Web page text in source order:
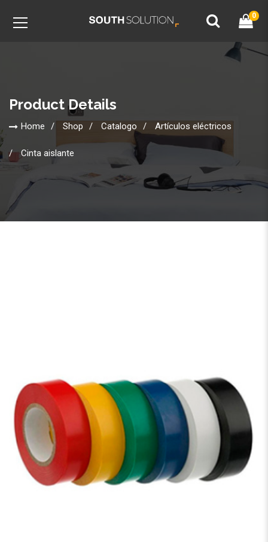
0
Product Details
Home Shop Catalogo Artículos eléctricos
Cinta aislante